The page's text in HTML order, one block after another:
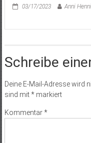
03/17/2023 Anni
Schreibe
Deine E-Mail-Adresse wird
sind mit*markiert
Kommentar*